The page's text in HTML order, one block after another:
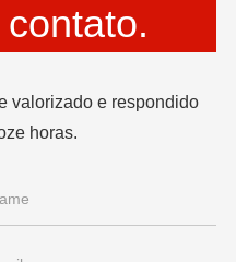
valorizado e respondido
horas.